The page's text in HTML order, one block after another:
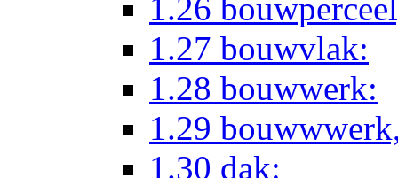
1.26
1.27 bouwvlak:
1.28 bouwwerk:
1.29
1.30 dak: